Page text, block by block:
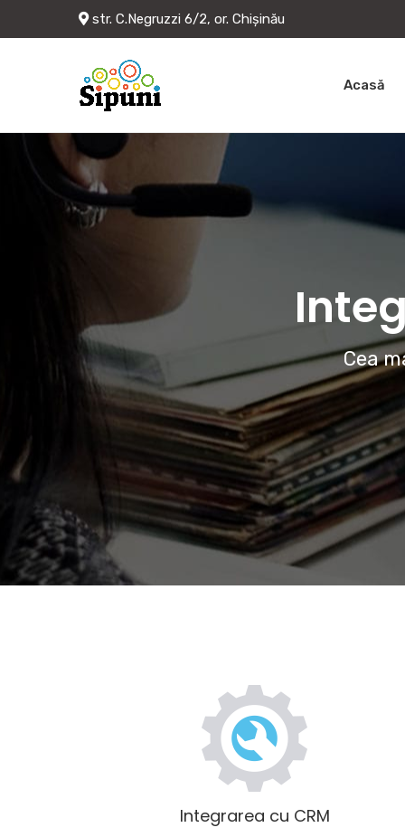
str. C.Negruzzi 6/2, or. Chișinău
Acasă
Cea
Integrarea cu CRM